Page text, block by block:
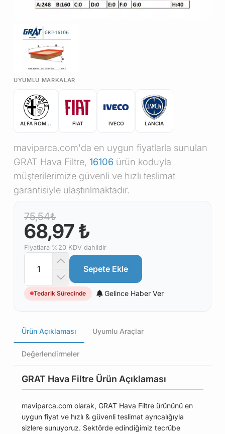
UYUMLU MARKALAR
ALFA ROMEO FIAT IVECO LANCIA
maviparca.com'da en uygun fiyatlarla sunulan
GRAT Hava Filtre, 16106 ürün koduyla
müşterilerimize güvenli ve hızlı teslimat
garantisiyle ulaştırılmaktadır.
75,54₺
68,97 ₺
Fiyatlara %20 KDV dahildir
Sepete Ekle
Tedarik Sürecinde Gelince Haber Ver
Ürün Açıklaması Uyumlu Araçlar
Değerlendirmeler
GRAT Hava Filtre Ürün Açıklaması
maviparca.com olarak, GRAT Hava Filtre ürününü en
uygun fiyat ve hızlı & güvenli teslimat ayrıcalığıyla
sizlere sunuyoruz. Sektörde edindiğimiz tecrübe